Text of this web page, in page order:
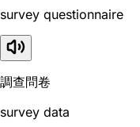
survey questionnaire
調查問卷
survey data